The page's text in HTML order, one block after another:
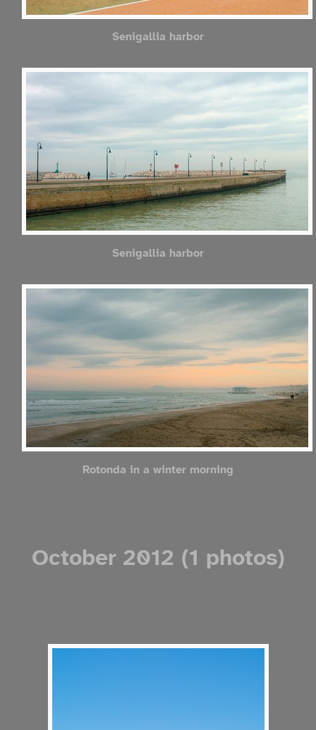
Senigallia harbor
Senigallia harbor
Rotonda in a winter morning
October 2012 (1 photos)